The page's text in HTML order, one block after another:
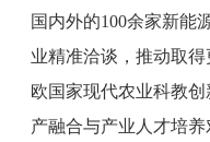
国内外的100余家新能
业精准洽谈，推动取
欧国家现代农业科教
产融合与产业人才培